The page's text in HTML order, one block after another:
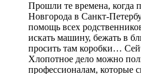
Прошли те времена, когда
Новгорода в Санкт-
помощь всех
искать машину, бежать в
просить там коробки…
Хлопотное дело можно
профессионалам, которые